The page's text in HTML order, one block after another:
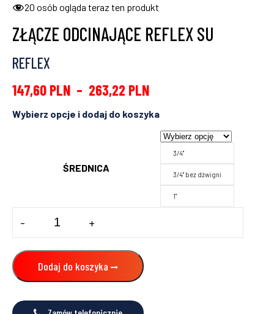
20 osób ogląda teraz ten produkt
ZŁĄCZE ODCINAJĄCE REFLEX SU
REFLEX
147,60 PLN – 263,22 PLN
ŚREDNICA
3/4"
3/4" bez dźwigni
1"
ZŁĄCZE
ODCINAJĄCE
REFLEX
SU
- +
Dodaj do koszyka